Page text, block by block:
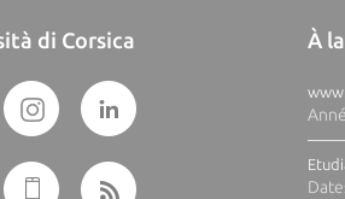
di Corsica À